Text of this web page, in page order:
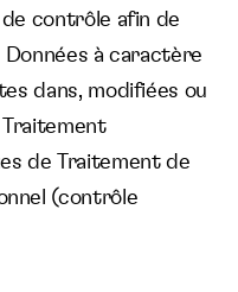
contrôle afin de
à caractère
dans, modifiées ou
de Traitement de
(contrôle